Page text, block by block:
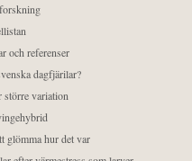
och referenser
dagfjärilar?
större variation
glömma hur det var